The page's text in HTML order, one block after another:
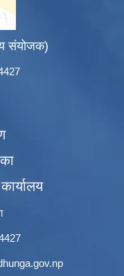
संयोजक)